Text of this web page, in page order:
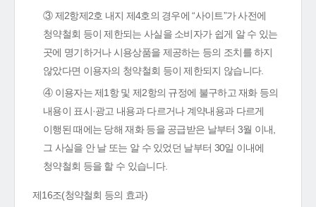
③ 제2항제2호 내지 제4호의 경우에 “사이트”가 사전에
청약철회 등이 제한되는 사실을 소비자가 쉽게 알 수 있는
곳에 명기하거나 시용상품을 제공하는 등의 조치를 하지
않았다면 이용자의 청약철회 등이 제한되지 않습니다.
④ 이용자는 제1항 및 제2항의 규정에 불구하고 재화 등의
내용이 표시·광고 내용과 다르거나 계약내용과 다르게
이행된 때에는 당해 재화 등을 공급받은 날부터 3월 이내,
그 사실을 안 날 또는 알 수 있었던 날부터 30일 이내에
청약철회 등을 할 수 있습니다.
제16조(청약철회 등의 효과)